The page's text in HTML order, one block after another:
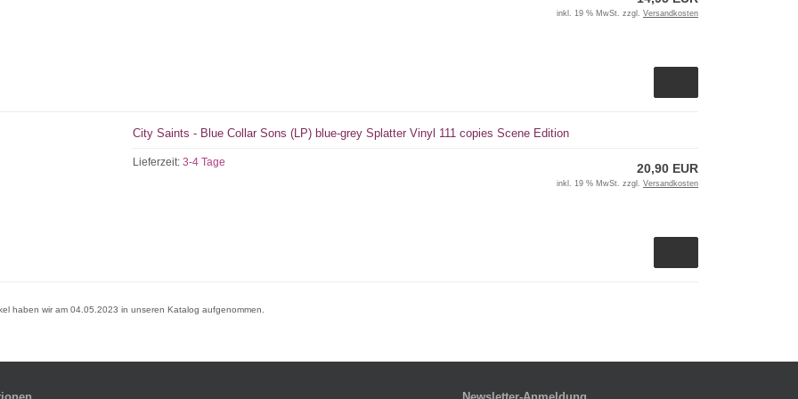
inkl. 19 % MwSt. zzgl. Versandkosten
City Saints - Blue Collar Sons (LP) blue-grey Splatter Vinyl 111 copies Scene Edition
Lieferzeit:3-4 Tage 20,90 EUR
inkl. 19 % MwSt. zzgl. Versandkosten
haben wir am 04.05.2023 in unseren Katalog aufgenommen.